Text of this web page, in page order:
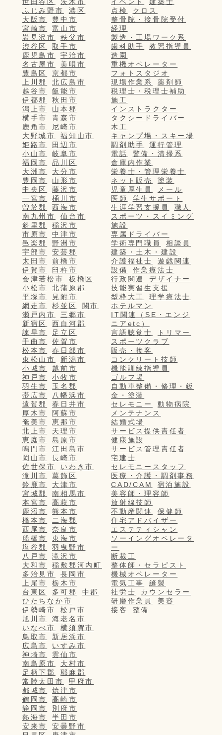
ふじみ野市
港区
大阪市
豊中市
宮崎市
富山市
岩見沢市
秩父市
渋谷区
取手市
鹿児島市
宇治市
名古屋市
美唄市
豊島区
京都市
上川郡
北広島市
越谷市
飯能市
伊都郡
秋田市
潟上市
山本郡
横手市
青森市
鹿角市
尼崎市
大野城市
福知山市
姫路市
田辺市
小山市
岐阜市
福岡市
品川区
大洲市
大分市
豊岡市
山形市
中央区
藤沢市
一宮市
桶川市
曽於郡
西海市
南九州市
仙台市
斜里郡
稲沢市
市原市
中津市
邑楽郡
野洲市
宇部市
安芸郡
太田市
前橋市
伊賀市
臼杵市
会津若松市
板橋区
小松市
北蒲原郡
平塚市
見附市
網走市
杉並区
関市
瀬戸内市
三郷市
新宿区
西白河郡
諫早市
足立区
千曲市
佐賀市
松本市
春日部市
東松山市
新潟市
小城市
越前市
神戸市
小牧市
羽生市
玉名郡
帯広市
八幡浜市
遠賀郡
春日井市
厚木市
阿蘇市
奄美市
恵那市
北上市
天理市
恵庭市
島原市
鳴門市
江田島市
岡山市
長崎市
佐世保市
いわき市
滝川市
葛飾区
鈴鹿市
大津市
宮城郡
南相馬市
本宮市
高萩市
鹿沼市
熊本市
橋本市
二海郡
西尾市
奈良市
船橋市
東海市
塩谷郡
羽曳野市
八戸市
滝沢市
大和市
稲敷郡河内町
多治見市
長岡市
上尾市
栃木市
台東区
多可郡
中郡
ひたちなか市
伊勢崎市
松戸市
旭川市
海老名市
いなべ市
横須賀市
鳥取市
新居浜市
広島市
いすみ市
神埼市
雲仙市
南島原市
大村市
足柄下郡
耶麻郡
常陸太田市
甲府市
都城市
焼津市
鶴岡市
高崎市
静岡市
別府市
熱海市
半田市
安来市
安曇野市
点検
クロス
整骨院・接骨院受付
経理
製造・工場ワーク系
歯科助手
教習指導員
造園
重機オペレーター
フォトスタジオ
現場作業系
薬剤師
税理士・税理士補助
施工
インストラクター
タクシードライバー
木工
キャンプ場・スキー場
調剤助手
運行管理
電話
警備・清掃系
倉庫内作業
栄養士・管理栄養士
ネット販売
塗装
児童厚生員
メール
医師
学生サポート
生涯学習支援員
職人
スポーツ・スイミング
施設
専属ドライバー
学術専門職員
相談員
建築・土木・建設
介護福祉士
遊戯関連
設備
作業療法士
行政関連
デザイナー
技能実習生支援
型枠大工
理学療法士
ホテルマン
IT関連（SE・エンジ
ニアetc）
言語聴覚士
トリマー
スポーツクラブ
販売・接客
コンクリート技師
機能訓練指導員
ゴルフ場
自動車整備・修理・鈑
金・塗装
セレモニー
動物病院
メンテナンス
結婚式場
サービス提供責任者
健康施設
サービス管理責任者
宅建士
セレモニースタッフ
医療・介護・調剤事務
CAD/CAM
宿泊施設
美容師・理容師
放射線技師
不動産関連
保健師
住宅アドバイザー
エステティシャン
ソーイングオペレータ
ー
断裁工
整体師・セラピスト
機械オペレーター
電気工事
縫製
社労士
カウンセラー
研磨作業員
美容
接客
整備